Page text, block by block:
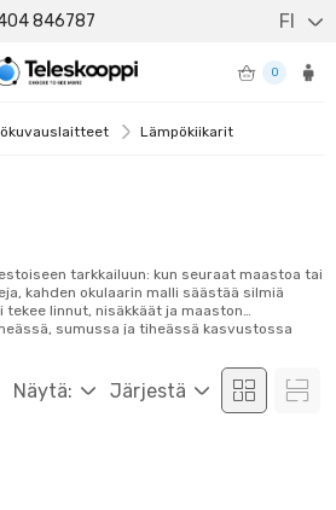
846787 FI
0
Lämpökiikarit
Näytä: Järjestä
tarkkailuun: kun seuraat maastoa tai
kahden okulaarin malli säästää silmiä
linnut, nisäkkäät ja maaston
sumussa ja tiheässä kasvustossa
Valikoimamme kattaa lämpökiikareita
Mallit eroavat toisistaan tarkkuudessa,
akkukestossa, joten jokaiseen käyttöön